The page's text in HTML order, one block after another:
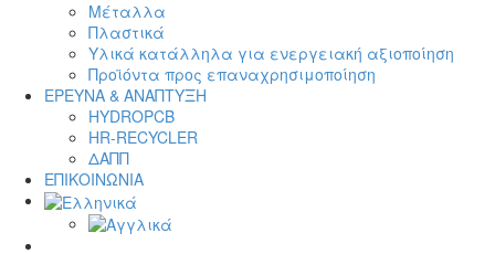
Μέταλλα
Πλαστικά
Υλικά κατάλληλα για ενεργειακή αξιοποίηση
Προϊόντα προς επαναχρησιμοποίηση
ΕΡΕΥΝΑ & ΑΝΑΠΤΥΞΗ
HYDROPCB
HR-RECYCLER
ΔΑΠΠ
ΕΠΙΚΟΙΝΩΝΙΑ